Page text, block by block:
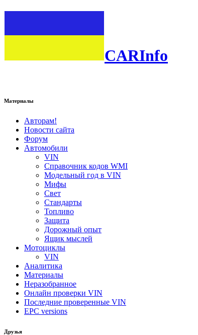
CARInfo
Материалы
Авторам!
Новости сайта
Форум
Автомобили
VIN
Справочник кодов WMI
Модельный год в VIN
Мифы
Свет
Стандарты
Топливо
Защита
Дорожный опыт
Ящик мыслей
Мотоциклы
VIN
Аналитика
Материалы
Неразобранное
Онлайн проверки VIN
Последние проверенные VIN
EPC versions
Друзья